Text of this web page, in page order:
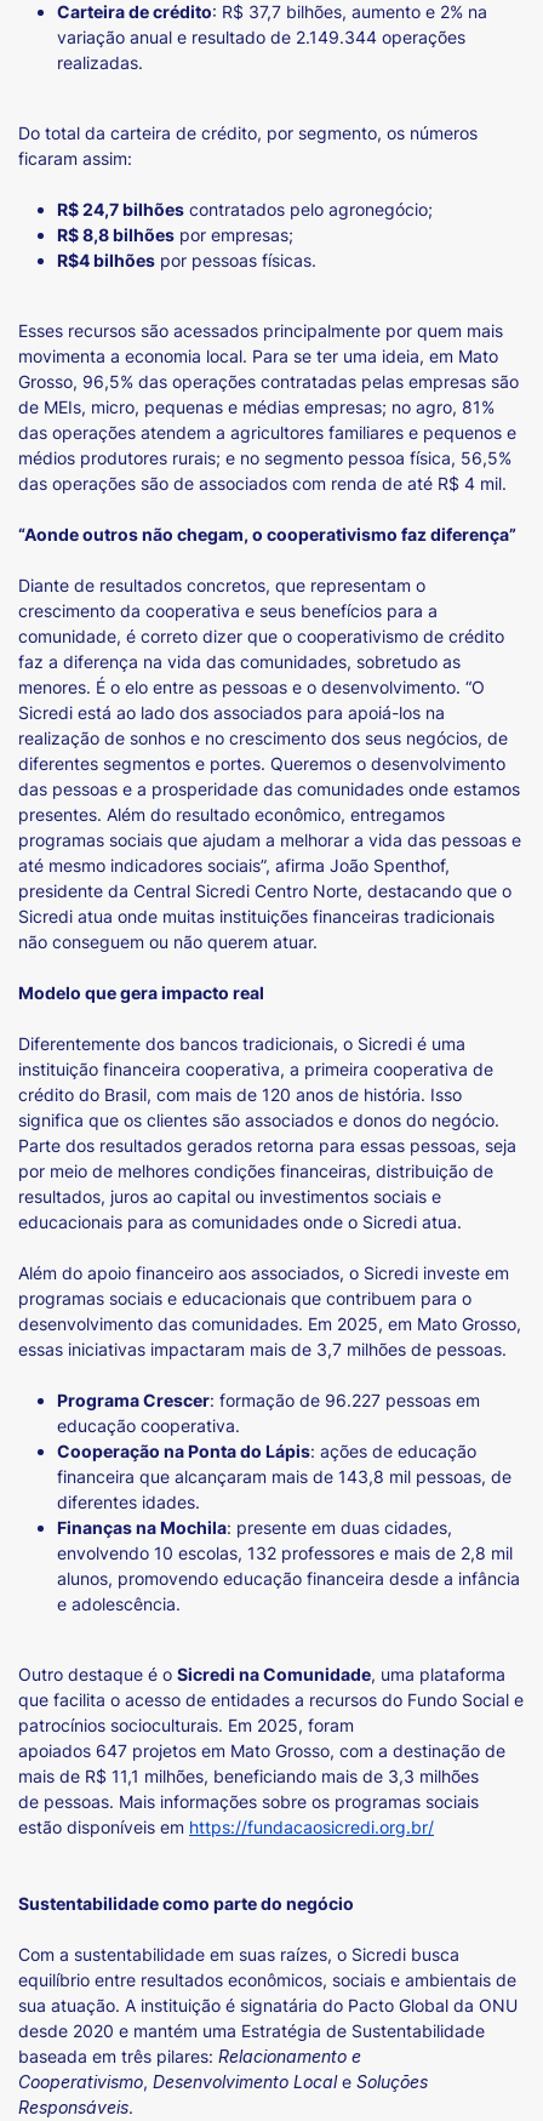
Carteira de crédito: R$ 37,7 bilhões, aumento e 2% na
variação anual e resultado de 2.149.344 operações
realizadas.
Do total da carteira de crédito, por segmento, os números
ficaram assim:
R$ 24,7 bilhões contratados pelo agronegócio;
R$ 8,8 bilhões por empresas;
R$4 bilhões por pessoas físicas.
Esses recursos são acessados principalmente por quem mais
movimenta a economia local. Para se ter uma ideia, em Mato
Grosso, 96,5% das operações contratadas pelas empresas são
de MEIs, micro, pequenas e médias empresas; no agro, 81%
das operações atendem a agricultores familiares e pequenos e
médios produtores rurais; e no segmento pessoa física, 56,5%
das operações são de associados com renda de até R$ 4 mil.
“Aonde outros não chegam, o cooperativismo faz diferença”
Diante de resultados concretos, que representam o
crescimento da cooperativa e seus benefícios para a
comunidade, é correto dizer que o cooperativismo de crédito
faz a diferença na vida das comunidades, sobretudo as
menores. É o elo entre as pessoas e o desenvolvimento. “O
Sicredi está ao lado dos associados para apoiá-los na
realização de sonhos e no crescimento dos seus negócios, de
diferentes segmentos e portes. Queremos o desenvolvimento
das pessoas e a prosperidade das comunidades onde estamos
presentes. Além do resultado econômico, entregamos
programas sociais que ajudam a melhorar a vida das pessoas e
até mesmo indicadores sociais”, afirma João Spenthof,
presidente da Central Sicredi Centro Norte, destacando que o
Sicredi atua onde muitas instituições financeiras tradicionais
não conseguem ou não querem atuar.
Modelo que gera impacto real
Diferentemente dos bancos tradicionais, o Sicredi é uma
instituição financeira cooperativa, a primeira cooperativa de
crédito do Brasil, com mais de 120 anos de história. Isso
significa que os clientes são associados e donos do negócio.
Parte dos resultados gerados retorna para essas pessoas, seja
por meio de melhores condições financeiras, distribuição de
resultados, juros ao capital ou investimentos sociais e
educacionais para as comunidades onde o Sicredi atua.
Além do apoio financeiro aos associados, o Sicredi investe em
programas sociais e educacionais que contribuem para o
desenvolvimento das comunidades. Em 2025, em Mato Grosso,
essas iniciativas impactaram mais de 3,7 milhões de pessoas.
Programa Crescer: formação de 96.227 pessoas em
educação cooperativa.
Cooperação na Ponta do Lápis: ações de educação
financeira que alcançaram mais de 143,8 mil pessoas, de
diferentes idades.
Finanças na Mochila: presente em duas cidades,
envolvendo 10 escolas, 132 professores e mais de 2,8 mil
alunos, promovendo educação financeira desde a infância
e adolescência.
Outro destaque é o Sicredi na Comunidade, uma plataforma
que facilita o acesso de entidades a recursos do Fundo Social e
patrocínios socioculturais. Em 2025, foram
apoiados 647 projetos em Mato Grosso, com a destinação de
mais de R$ 11,1 milhões, beneficiando mais de 3,3 milhões
de pessoas. Mais informações sobre os programas sociais
estão disponíveis em https://fundacaosicredi.org.br/
Sustentabilidade como parte do negócio
Com a sustentabilidade em suas raízes, o Sicredi busca
equilíbrio entre resultados econômicos, sociais e ambientais de
sua atuação. A instituição é signatária do Pacto Global da ONU
desde 2020 e mantém uma Estratégia de Sustentabilidade
baseada em três pilares: Relacionamento e
Cooperativismo, Desenvolvimento Locale Soluções
Responsáveis.